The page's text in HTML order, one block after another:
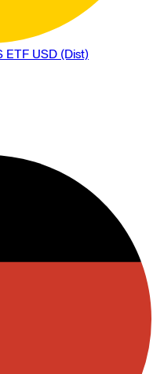
ETF USD (Dist)